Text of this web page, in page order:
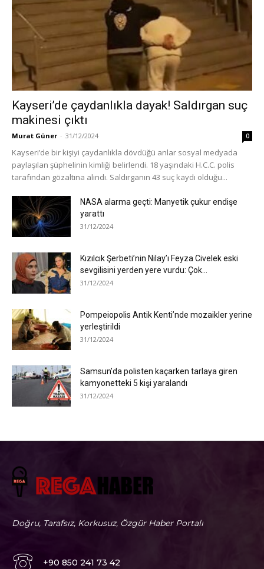
Kayseri’de çaydanlıkla dayak! Saldırgan suç
makinesi çıktı
Murat Güner - 31/12/2024 0
Kayseri’de bir kişiyi çaydanlıkla dövdüğü anlar sosyal medyada
paylaşılan şüphelinin kimliği belirlendi. 18 yaşındaki H.C.C. polis
tarafından gözaltına alındı. Saldırganın 43 suç kaydı olduğu...
NASA alarma geçti: Manyetik çukur endişe
yarattı
31/12/2024
Kızılcık Şerbeti’nin Nilay’ı Feyza Civelek eski
sevgilisini yerden yere vurdu: Çok...
31/12/2024
Pompeiopolis Antik Kenti’nde mozaikler yerine
yerleştirildi
31/12/2024
Samsun’da polisten kaçarken tarlaya giren
kamyonetteki 5 kişi yaralandı
31/12/2024
Doğru, Tarafsız, Korkusuz, Özgür Haber Portalı
+90 850 241 73 42